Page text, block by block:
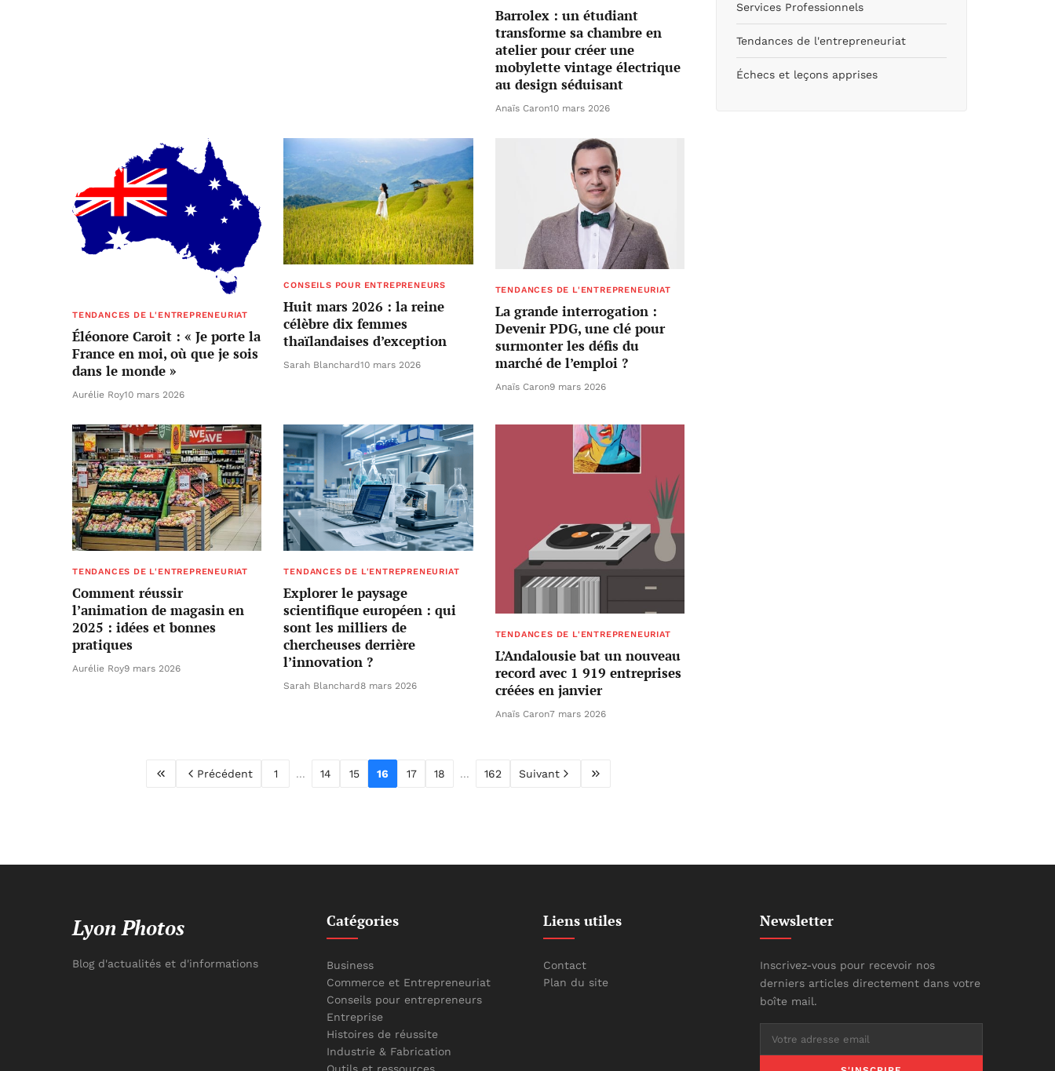
Barrolex : un étudiant
transforme sa chambre en
atelier pour créer une
mobylette vintage électrique
au design séduisant
Anaïs Caron10 mars 2026
TENDANCES DE L'ENTREPRENEURIAT
Éléonore Caroit : « Je porte la
France en moi, où que je sois
dans le monde »
Aurélie Roy10 mars 2026
CONSEILS POUR ENTREPRENEURS
Huit mars 2026 : la reine
célèbre dix femmes
thaïlandaises d’exception
Sarah Blanchard10 mars 2026
TENDANCES DE L'ENTREPRENEURIAT
La grande interrogation :
Devenir PDG, une clé pour
surmonter les défis du
marché de l’emploi ?
Anaïs Caron9 mars 2026
TENDANCES DE L'ENTREPRENEURIAT
Comment réussir
l’animation de magasin en
2025 : idées et bonnes
pratiques
Aurélie Roy9 mars 2026
TENDANCES DE L'ENTREPRENEURIAT
Explorer le paysage
scientifique européen : qui
sont les milliers de
chercheuses derrière
l’innovation ?
Sarah Blanchard 8 mars 2026
TENDANCES DE L'ENTREPRENEURIAT
L’Andalousie bat un nouveau
record avec 1 919 entreprises
créées en janvier
Anaïs Caron7 mars 2026
Précédent 1 ... 14 15 16 17 18 ... 162 Suivant
Services Professionnels
Tendances de l'entrepreneuriat
Échecs et leçons apprises
Lyon Photos
Blog d'actualités et d'informations
Catégories
Business
Commerce et Entrepreneuriat
Conseils pour entrepreneurs
Entreprise
Histoires de réussite
Industrie & Fabrication
Liens utiles
Contact
Plan du site
Newsletter
Inscrivez-vous pour recevoir nos
derniers articles directement dans votre
boîte mail.